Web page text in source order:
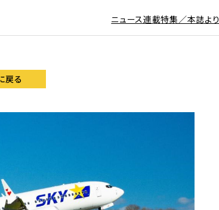
ニュース連載特集／本誌より
戻る